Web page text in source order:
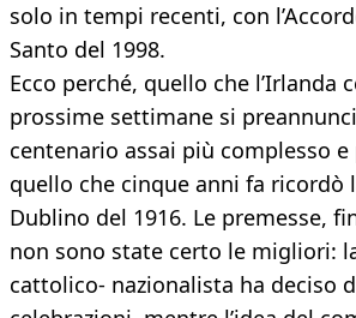
solo in tempi recenti, con
Santo del 1998.
Ecco perché, quello che l’Irlanda
prossime settimane si
centenario assai più complesso
quello che cinque anni fa ricordò
Dublino del 1916. Le premesse,
non sono state certo le migliori:
cattolico- nazionalista ha deciso